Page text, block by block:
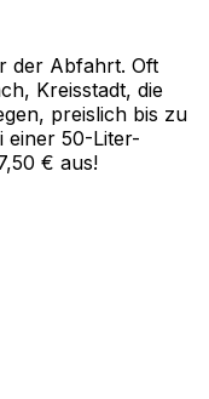
der Abfahrt. Oft
Kreisstadt, die
preislich bis zu
einer 50-Liter-
€ aus!